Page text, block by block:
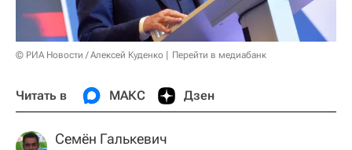
© РИА Новости / Алексей Куденко Перейти в медиабанк
Читать в МАКС Дзен
Семён Галькевич